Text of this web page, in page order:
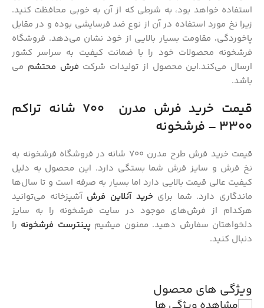
استفاده خواهد بود، به شرطی که از آن به خوبی محافظت کنید.
زیرا نخ مورد استفاده در آن از نوع ضد فرسایشی بوده و در مقابل
پاخوردگی، مقاومت بسیار بالایی از خود نشان می‌دهد. فروشگاه
فرشخونه محصولات خود را با ضمانت کیفیت به سراسر کشور
ارسال می‌کند.این محصول از تولیدات شرکت فرش محتشم می
باشد.
قیمت خرید فرش مدرن
700 شانه تراکم
3300
– فرشخونه
قیمت خرید فرش طرح مدرن 700 شانه در فروشگاه فرشخونه به
نخ فرش و سایز فرش شما بستگی دارد. این محصول به دلیل
کیفیت عالی قیمت بالایی دارد اما بسیار به صرفه است و تا سال‌ها
ماندگاری دارد. شما برای خرید آنلاین فرش آشپزخانه می‌توانید
هرکدام از فرش‌های موجود در سایت فرشخونه را به سایز
دلخواهتان سفارش دهید. ممنون میشیمپینترست فرشخونه را
دنبال کنید.
ویژگی های محصول